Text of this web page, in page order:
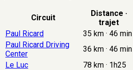
Circuit
Distance ·
trajet
Paul Ricard
35 km · 46 min
Paul Ricard Driving
Center
36 km · 46 min
Le Luc
78 km · 1h25